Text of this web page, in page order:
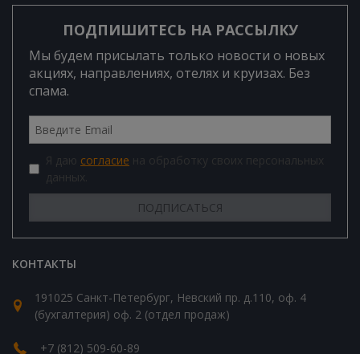
ПОДПИШИТЕСЬ НА РАССЫЛКУ
Мы будем присылать только новости о новых
акциях, направлениях, отелях и круизах. Без
спама.
Я даю согласие на обработку своих персональных
данных.
КОНТАКТЫ
191025 Санкт-Петербург, Невский пр. д.110, оф. 4
(бухгалтерия) оф. 2 (отдел продаж)
+7 (812) 509-60-89